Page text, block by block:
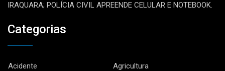
IRAQUARA; POLÍCIA CIVIL APREENDE CELULAR E NOTEBOOK.
Categorias
Acidente
Agricultura